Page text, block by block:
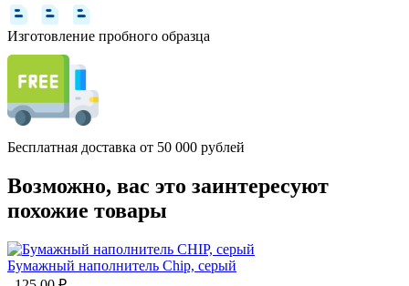
Изготовление пробного образца
Бесплатная доставка от 50 000 рублей
Возможно, вас это заинтересуют
похожие товары
Бумажный наполнитель Chip, серый